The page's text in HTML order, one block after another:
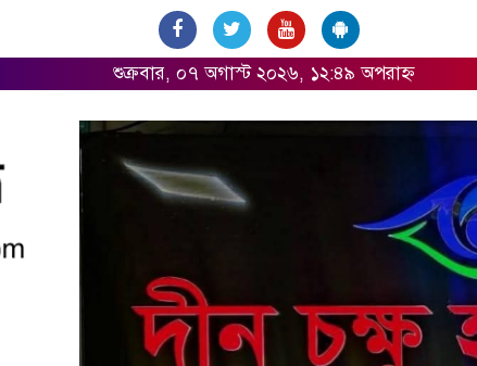
শুক্রবার, ০৭ অগাস্ট ২০২৬, ১২:৪৯ অপরাহ্ন